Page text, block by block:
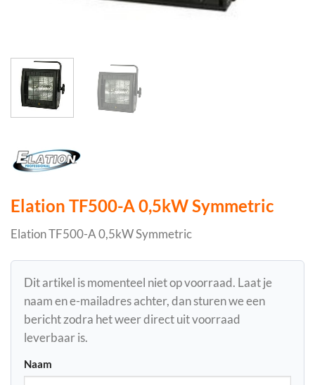
Elation TF500-A 0,5kW Symmetric
Elation TF500-A 0,5kW Symmetric
Dit artikel is momenteel niet op voorraad. Laat je
naam en e-mailadres achter, dan sturen we een
bericht zodra het weer direct uit voorraad
leverbaar is.
Naam